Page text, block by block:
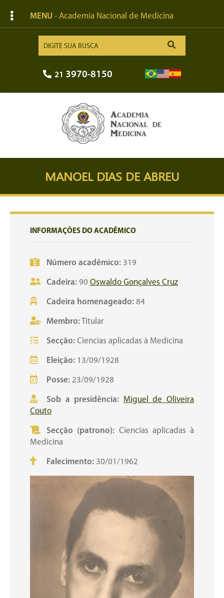
MENU - Academia Nacional de Medicina
21 3970-8150
MANOEL DIAS DE ABREU
INFORMAÇÕES DO ACADÊMICO
Número acadêmico: 319
Cadeira: 90 Oswaldo Gonçalves Cruz
Cadeira homenageado: 84
Membro:Titular
Secção: Ciencias aplicadas à Medicina
Eleição: 13/09/1928
Posse: 23/09/1928
Sob a presidência: Miguel de Oliveira
Couto
Secção (patrono): Ciencias aplicadas à
Medicina
Falecimento: 30/01/1962